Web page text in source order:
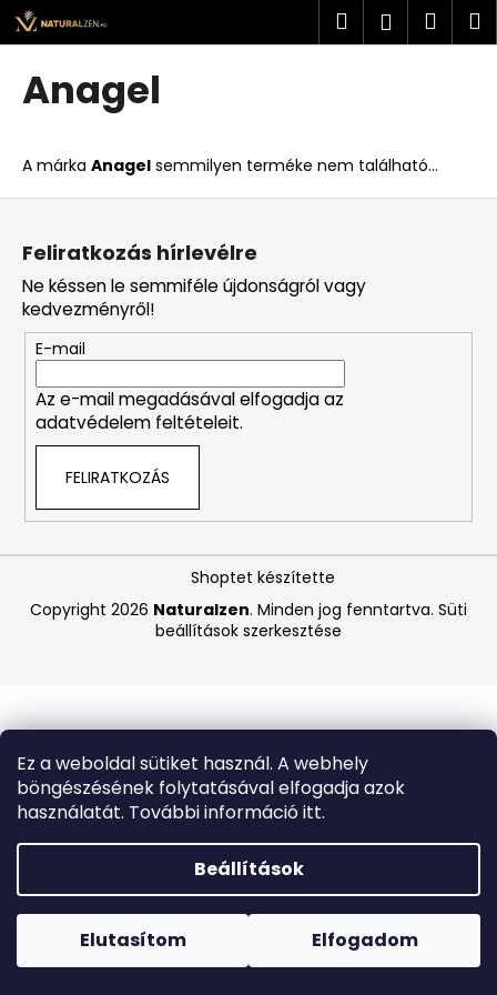
Ez a weboldal sütiket használ. A webhely
böngészésének folytatásával elfogadja azok
használatát. További információ itt.
Beállítások
Elutasítom Elfogadom
Ugrás
fő
tartalomhoz
Forró napokon nem javasoljuk a csomagautomatákba
történő kézbesítést. A magas hőmérsékletre érzékeny
termékek átvételkor nem biztos, hogy optimális állapotban
Keresés
Anagel
A márka Anagel semmilyen terméke nem található...
K
o
i
t
k
e
r
e
s
?
A
á
u
k
MEDIBLANC
KIDS
RASPBERRY
MÁLNA
ÍZŰ,
EXP:
L
Feliratkozás hírlevélre
Ne késsen le semmiféle újdonságról vagy
kedvezményről!
E-mail
Az e-mail megadásával elfogadja az
adatvédelem feltételeit.
FELIRATKOZÁS
Shoptet készítette
Copyright 2026 Naturalzen. Minden jog fenntartva. Süti
beállítások szerkesztése